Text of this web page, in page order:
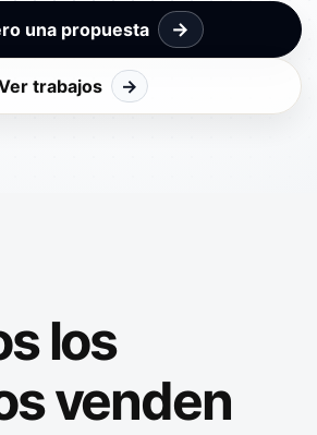
una propuesta →
trabajos →
los
venden